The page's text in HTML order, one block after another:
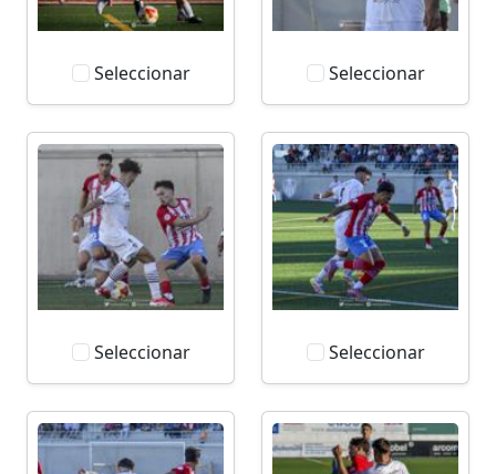
Seleccionar Seleccionar
Seleccionar Seleccionar